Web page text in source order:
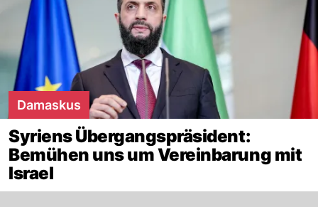
Damaskus
Syriens Übergangspräsident:
Bemühen uns um Vereinbarung mit
Israel